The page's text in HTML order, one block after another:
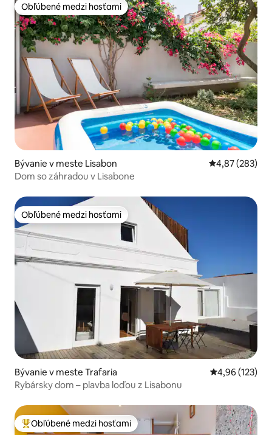
Obľúbené medzi hosťami
Obľúbené medzi hosťami
Bývanie v meste Lisabon Priemerné
4,87 (283)
Dom so záhradou v Lisabone
Obľúbené medzi hosťami
Obľúbené medzi hosťami
Bývanie v meste Trafaria Priemerné
4,96 (123)
Rybársky dom – plavba loďou z Lisabonu
Najobľúbenejšie medzi hosťami
Obľúbené medzi hosťami